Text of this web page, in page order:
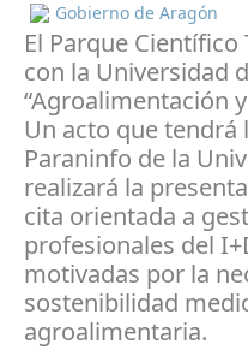
Gobierno de Aragón
El Parque
con la Universidad
“Agroalimentación
Un acto que tendrá
Paraninfo de la
realizará la
cita orientada a
profesionales del
motivadas por la
sostenibilidad
agroalimentaria.